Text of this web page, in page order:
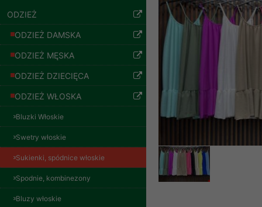
ODZIEŻ
ODZIEŻ DAMSKA
ODZIEŻ MĘSKA
ODZIEŻ DZIECIĘCA
ODZIEŻ WŁOSKA
Bluzki Włoskie
Swetry włoskie
Sukienki, spódnice włoskie
Spodnie, kombinezony
Bluzy włoskie